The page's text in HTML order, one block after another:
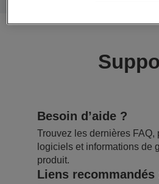
Besoin d’aide ?
Trouvez les dernières FAQ,
logiciels et informations de
produit.
Liens recommandés